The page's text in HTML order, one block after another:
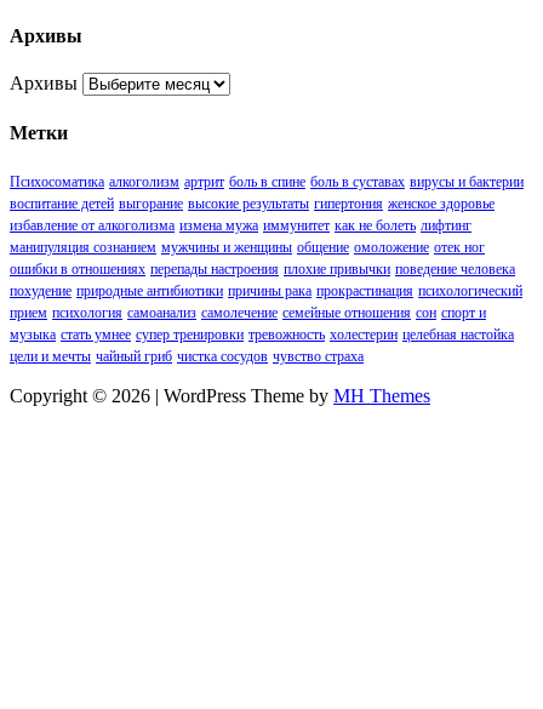
Архивы
Архивы
Метки
Психосоматика алкоголизм артрит боль в спине боль в суставах вирусы и бактерии
воспитание детей выгорание высокие результаты гипертония женское здоровье
избавление от алкоголизма измена мужа иммунитет как не болеть лифтинг
манипуляция сознанием мужчины и женщины общение омоложение отек ног
ошибки в отношениях перепады настроения плохие привычки поведение человека
похудение природные антибиотики причины рака прокрастинация психологический
прием психология самоанализ самолечение семейные отношения сон спорт и
музыка стать умнее супер тренировки тревожность холестерин целебная настойка
цели и мечты чайный гриб чистка сосудов чувство страха
Copyright © 2026 | WordPress Theme by MH Themes